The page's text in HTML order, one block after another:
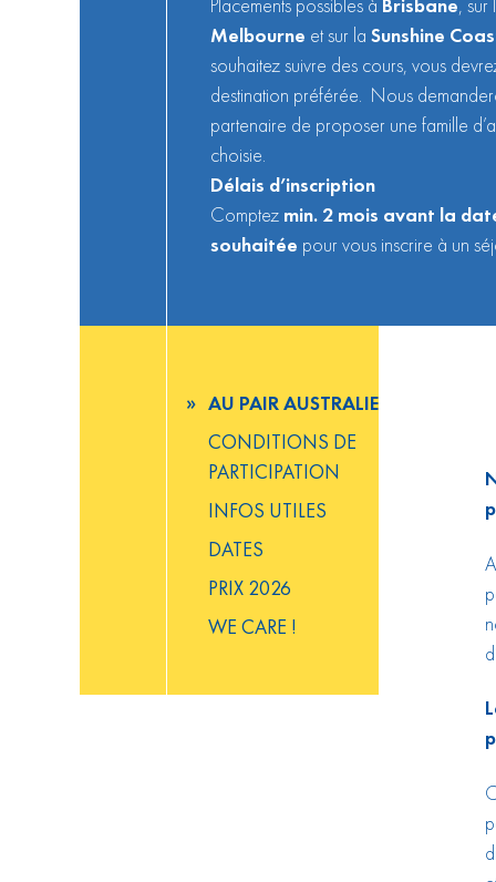
Melbourne et sur la Sunshine
souhaitez suivre des cours, vous
destination préférée. Nous
partenaire de proposer une famille
choisie.
Délais d’inscription
Comptez min. 2 mois avant la
souhaitée pour vous inscrire à un
AU PAIR AUSTRALIE
CONDITIONS DE
PARTICIPATION
INFOS UTILES
DATES
PRIX 2026
WE CARE !